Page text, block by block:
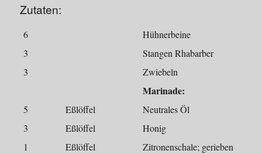
Zutaten:
6
Hühnerbeine
3
Stangen Rhabarber
3
Zwiebeln
Marinade:
5 Eßlöffel
Neutrales Öl
3
Eßlöffel
Honig
1
Eßlöffel Zitronenschale; gerieben